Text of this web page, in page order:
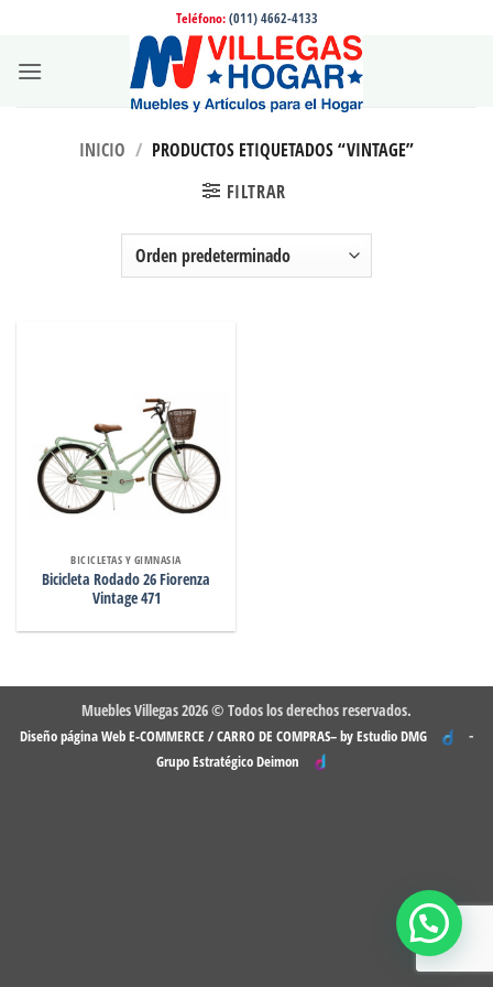
contenido
Teléfono: (011) 4662-4133
INICIO / PRODUCTOS ETIQUETADOS “VINTAGE”
FILTRAR
BICICLETAS Y GIMNASIA
Bicicleta Rodado 26 Fiorenza
Vintage 471
Muebles Villegas 2026 © Todos los derechos reservados.
Diseño página Web E-COMMERCE / CARRO DE COMPRAS– by Estudio DMG -
Grupo Estratégico Deimon